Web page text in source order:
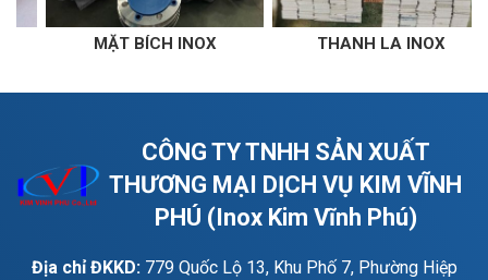
THANH LA INOX THANH V
CÔNG TY TNHH SẢN XUẤT
THƯƠNG MẠI DỊCH VỤ KIM VĨNH
PHÚ (Inox Kim Vĩnh Phú)
Địa chỉ ĐKKD: 779 Quốc Lộ 13, Khu Phố 7, Phường Hiệp